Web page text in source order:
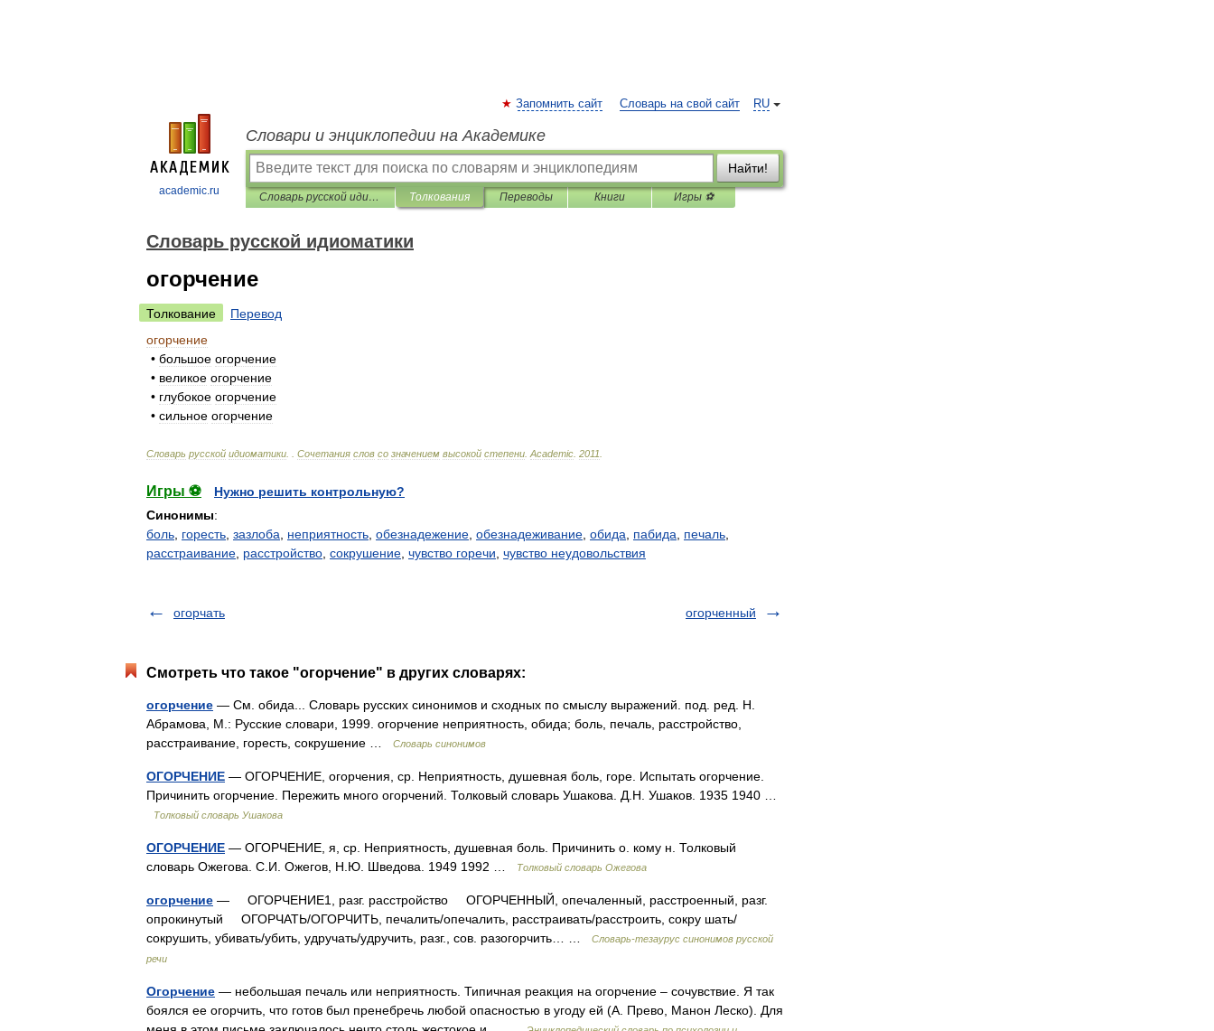
academic.ru
RU
Запомнить сайт Словарь на свой сайт
Словари и энциклопедии на Академике
Найти!
Словарь русской идиоматики Толкования Переводы Книги Игры ⚽
Словарь русской идиоматики
огорчение
Толкование
Перевод
огорчение
• большое огорчение
• великое огорчение
• глубокое огорчение
• сильное огорчение
Словарь русской идиоматики Сочетания слов со значением высокой степени Academic 2011
Игры ⚽
Нужно решить контрольную?
Синонимы:
боль горесть зазлоба неприятность обезнадежение обезнадеживание обида пабида печаль
расстраивание расстройство сокрушение чувство горечи чувство неудовольствия
огорчать огорченный
Смотреть что такое "огорчение" в других словарях:
огорчение — См. обида... Словарь русских синонимов и сходных по смыслу выражений. под. ред. Н.
Абрамова, М.: Русские словари, 1999. огорчение неприятность, обида; боль, печаль, расстройство,
расстраивание, горесть, сокрушение …
Словарь синонимов
ОГОРЧЕНИЕ — ОГОРЧЕНИЕ, огорчения, ср. Неприятность, душевная боль, горе. Испытать огорчение.
Причинить огорчение. Пережить много огорчений. Толковый словарь Ушакова. Д.Н. Ушаков. 1935 1940 …
Толковый словарь Ушакова
ОГОРЧЕНИЕ — ОГОРЧЕНИЕ, я, ср. Неприятность, душевная боль. Причинить о. кому н. Толковый
словарь Ожегова. С.И. Ожегов, Н.Ю. Шведова. 1949 1992 …
Толковый словарь Ожегова
огорчение — ОГОРЧЕНИЕ1, разг. расстройство ОГОРЧЕННЫЙ, опечаленный, расстроенный, разг.
опрокинутый ОГОРЧАТЬ/ОГОРЧИТЬ, печалить/опечалить, расстраивать/расстроить, сокру шать/
сокрушить, убивать/убить, удручать/удручить, разг., сов. разогорчить… …
Словарь-тезаурус синонимов русской
речи
Огорчение — небольшая печаль или неприятность. Типичная реакция на огорчение – сочувствие. Я так
боялся ее огорчить, что готов был пренебречь любой опасностью в угоду ей (А. Прево, Манон Леско). Для